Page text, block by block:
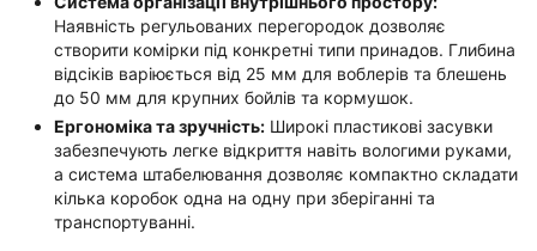
Наявність регульованих перегородок дозволяє
створити комірки під конкретні типи принадов. Глибина
відсіків варіюється від 25 мм для воблерів та блешень
до 50 мм для крупних бойлів та кормушок.
Ергономіка та зручність: Широкі пластикові засувки
забезпечують легке відкриття навіть вологими руками,
а система штабелювання дозволяє компактно складати
кілька коробок одна на одну при зберіганні та
транспортуванні.